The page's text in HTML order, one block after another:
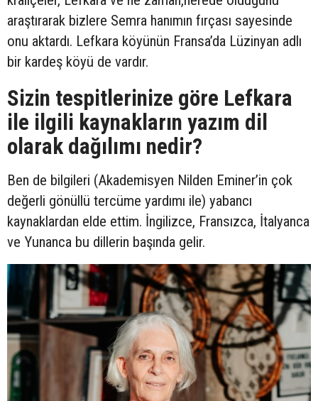
araştırarak bizlere Semra hanımın fırçası sayesinde
onu aktardı. Lefkara köyünün Fransa’da Lüzinyan adlı
bir kardeş köyü de vardır.
Sizin tespitlerinize göre Lefkara
ile ilgili kaynakların yazım dil
olarak dağılımı nedir?
Ben de bilgileri (Akademisyen Nilden Eminer’in çok
değerli gönüllü tercüme yardımı ile) yabancı
kaynaklardan elde ettim. İngilizce, Fransızca, İtalyanca
ve Yunanca bu dillerin başında gelir.